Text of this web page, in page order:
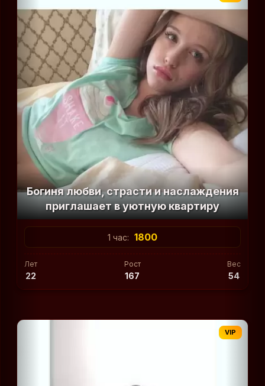
Богиня любви, страсти и наслаждения
приглашает в уютную квартиру
1 час: 1800
Лет
22
Рост
167
Вес
54
VIP